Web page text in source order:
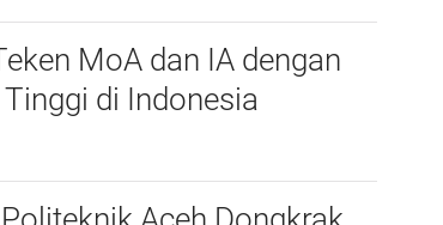
MoA dan IA dengan
di Indonesia